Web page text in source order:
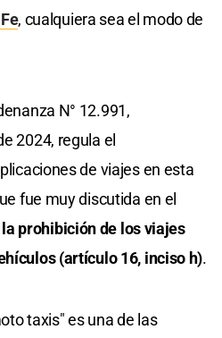
, cualquiera sea el modo de
N° 12.991,
2024, regula el
de viajes en esta
fue muy discutida en el
prohibición de los viajes
(artículo 16, inciso h).
taxis" es una de las